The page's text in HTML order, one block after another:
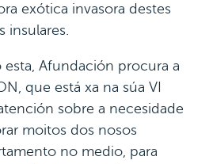
exótica invasora destes
insulares.
Afundación procura a
que está xa na súa VI
sobre a necesidade
moitos dos nosos
no medio, para